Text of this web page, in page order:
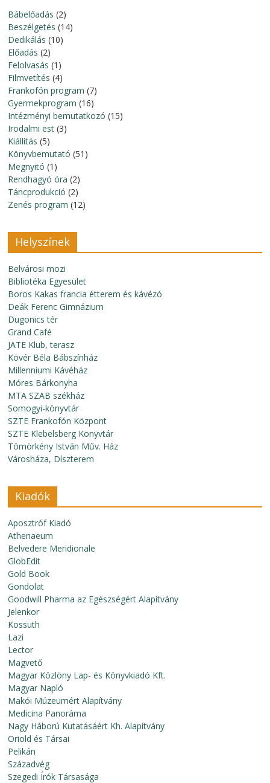
Bábelőadás (2)
Beszélgetés (14)
Dedikálás (10)
Előadás (2)
Felolvasás (1)
Filmvetítés (4)
Frankofón program (7)
Gyermekprogram (16)
Intézményi bemutatkozó (15)
Irodalmi est (3)
Kiállítás (5)
Könyvbemutató (51)
Megnyitó (1)
Rendhagyó óra (2)
Táncprodukció (2)
Zenés program (12)
Helyszínek
Belvárosi mozi
Bibliotéka Egyesület
Boros Kakas francia étterem és kávézó
Deák Ferenc Gimnázium
Dugonics tér
Grand Café
JATE Klub, terasz
Kövér Béla Bábszínház
Millenniumi Kávéház
Móres Bárkonyha
MTA SZAB székház
Somogyi-könyvtár
SZTE Frankofón Központ
SZTE Klebelsberg Könyvtár
Tömörkény István Műv. Ház
Városháza, Díszterem
Kiadók
Aposztróf Kiadó
Athenaeum
Belvedere Meridionale
GlobEdit
Gold Book
Gondolat
Goodwill Pharma az Egészségért Alapítvány
Jelenkor
Kossuth
Lazi
Lector
Magvető
Magyar Közlöny Lap- és Könyvkiadó Kft.
Magyar Napló
Makói Múzeumért Alapítvány
Medicina Panoráma
Nagy Háború Kutatásáért Kh. Alapítvány
Oriold és Társai
Pelikán
Századvég
Szegedi Írók Társasága